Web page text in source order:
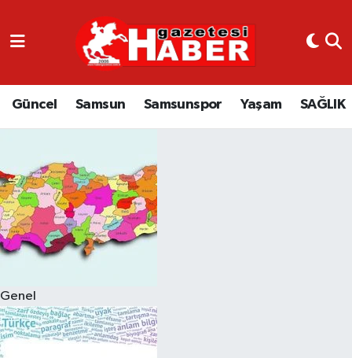
Güncel Samsun Samsunspor Yaşam SAĞLIK
Genel
GÜNCEL
SAMSUN
EKONOMİ
YAŞAM